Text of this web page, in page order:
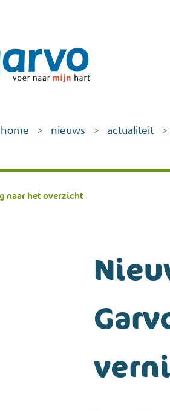
home > nieuws > actualiteit >
naar het overzicht